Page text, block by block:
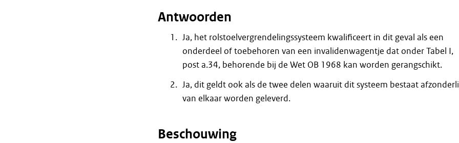
Antwoorden
Ja, het rolstoelvergrendelingssysteem kwalificeert in dit geval als een
onderdeel of toebehoren van een invalidenwagentje dat onder Tabel I,
post a.34, behorende bij de Wet OB 1968 kan worden gerangschikt.
Ja, dit geldt ook als de twee delen waaruit dit systeem bestaat
van elkaar worden geleverd.
Beschouwing